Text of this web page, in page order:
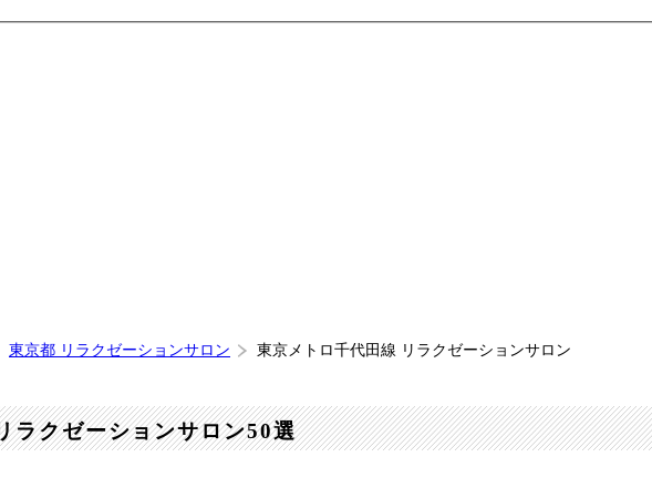
東京都 リラクゼーションサロン 東京メトロ千代田線 リラクゼーションサロン
ラクゼーションサロン50選